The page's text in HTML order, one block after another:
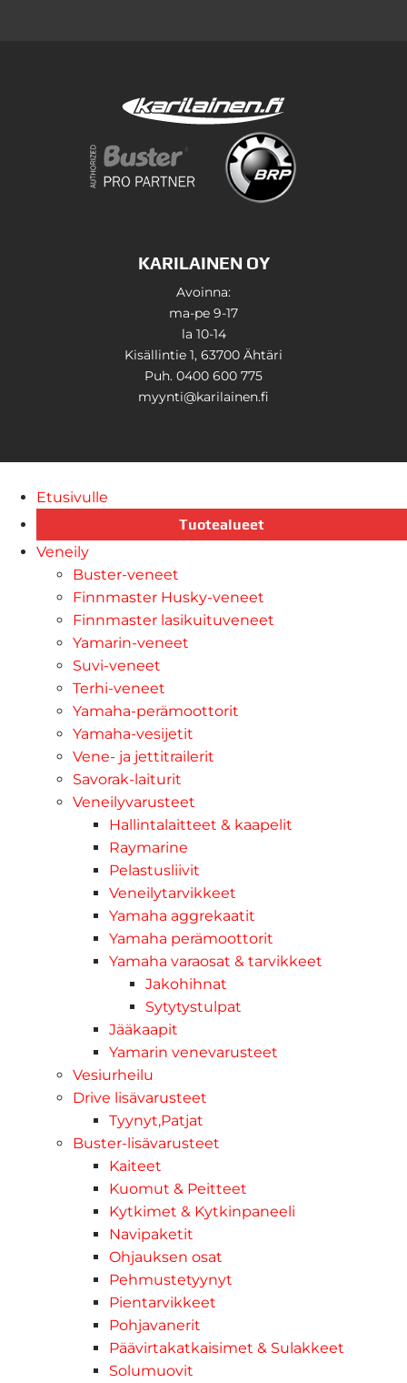
KARILAINEN OY
Avoinna:
ma-pe 9-17
la 10-14
Kisällintie 1, 63700 Ähtäri
Puh. 0400 600 775
myynti@karilainen.fi
Etusivulle
Tuotealueet
Veneily
Buster-veneet
Finnmaster Husky-veneet
Finnmaster lasikuituveneet
Yamarin-veneet
Suvi-veneet
Terhi-veneet
Yamaha-perämoottorit
Yamaha-vesijetit
Vene- ja jettitrailerit
Savorak-laiturit
Veneilyvarusteet
Hallintalaitteet & kaapelit
Raymarine
Pelastusliivit
Veneilytarvikkeet
Yamaha aggrekaatit
Yamaha perämoottorit
Yamaha varaosat & tarvikkeet
Jakohihnat
Sytytystulpat
Jääkaapit
Yamarin venevarusteet
Vesiurheilu
Drive lisävarusteet
Tyynyt,Patjat
Buster-lisävarusteet
Kaiteet
Kuomut & Peitteet
Kytkimet & Kytkinpaneeli
Navipaketit
Ohjauksen osat
Pehmustetyynyt
Pientarvikkeet
Pohjavanerit
Päävirtakatkaisimet & Sulakkeet
Solumuovit